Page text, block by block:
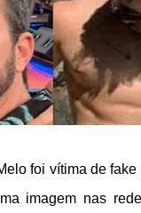
foi vítima de
imagem nas